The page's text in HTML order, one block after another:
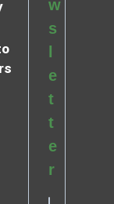
w
s
e
t
t
e
r